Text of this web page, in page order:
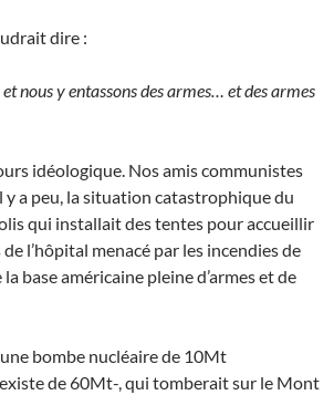
dire :
nous y entassons des armes… et des armes
idéologique. Nos amis communistes
y a peu, la situation catastrophique du
qui installait des tentes pour accueillir
l’hôpital menacé par les incendies de
base américaine pleine d’armes et de
bombe nucléaire de 10Mt
de 60Mt-, qui tomberait sur le Mont